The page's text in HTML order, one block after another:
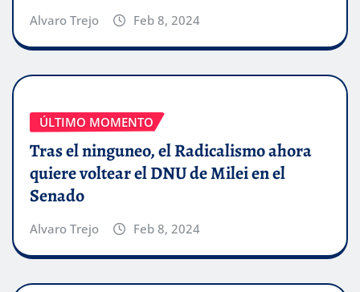
Alvaro Trejo Feb 8, 2024
ÚLTIMO MOMENTO
Tras el ninguneo, el Radicalismo ahora
quiere voltear el DNU de Milei en el
Senado
Alvaro Trejo Feb 8, 2024